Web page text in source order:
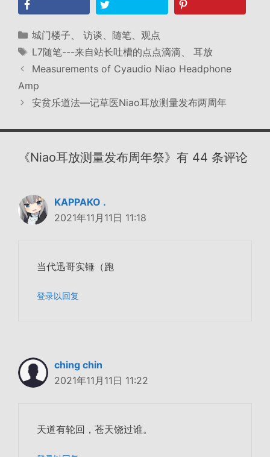
分
类
城门楼子、 访谈、随笔、观点
标
签
L7随笔---来自站长吐槽的点点滴滴、 耳放
Measurements of Cyaudio Niao Headphone
Amp
安贫乐道法—记草医Niao耳放测量发布两周年
《Niao耳放测量发布周年祭》有 44 条评论
KAPPAKO .
2021年11月11日 11:18
当代迅哥实锤（跑
登录以回复
ching chin
2021年11月11日 11:22
天道有轮回，苍天饶过谁。